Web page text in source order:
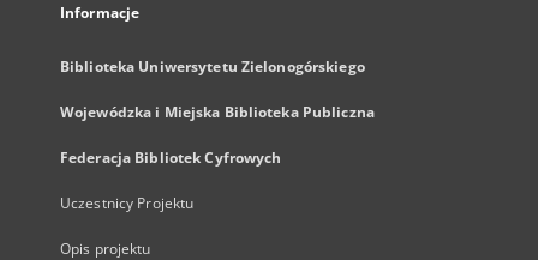
Informacje
Biblioteka Uniwersytetu Zielonogórskiego
Wojewódzka i Miejska Biblioteka Publiczna
Federacja Bibliotek Cyfrowych
Uczestnicy Projektu
Opis projektu